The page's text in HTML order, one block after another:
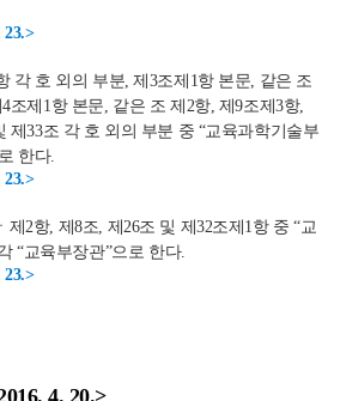
23.>
각 호 외의 부분, 제3조제1항 본문, 같은 조
조제1항 본문, 같은 조 제2항, 제9조제3항,
제33조 각 호 외의 부분 중 “교육과학기술부
한다.
23.>
제2항, 제8조, 제26조 및 제32조제1항 중 “교
“교육부장관”으로 한다.
23.>
4. 20.>